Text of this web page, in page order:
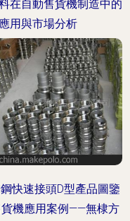
在自動售貨機制造中的
應用與市場分析
快速接頭D型產品圖鑒
機應用案例——無棣方